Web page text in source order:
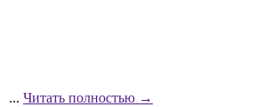
... Читать полностью →